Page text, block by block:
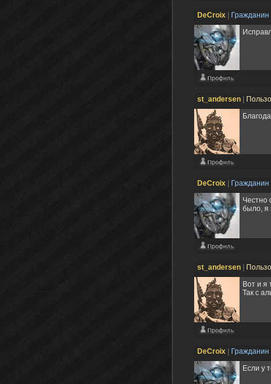
DeCroix
Гражданин
st_andersen
DeCroix
Гражданин
Честно
было, я
st_andersen
Вот и я
Так с
DeCroix
Гражданин
Если у